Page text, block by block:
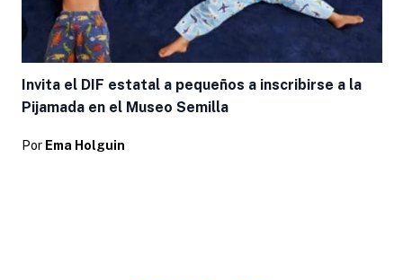
Invita el DIF estatal a pequeños a inscribirse a la
Pijamada en el Museo Semilla
Por Ema Holguin